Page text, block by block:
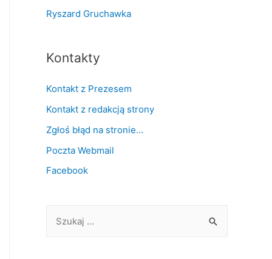
Ryszard Gruchawka
Kontakty
Kontakt z Prezesem
Kontakt z redakcją strony
Zgłoś błąd na stronie…
Poczta Webmail
Facebook